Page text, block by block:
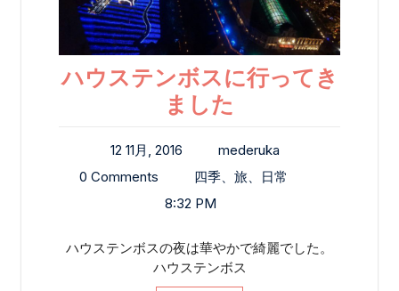
ハウステンボスに行ってき
ました
12 11月, 2016
mederuka
0 Comments
四季、旅、日常
8:32 PM
ハウステンボスの夜は華やかで綺麗でした。
ハウステンボス